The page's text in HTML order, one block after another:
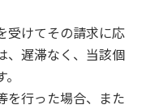
受けてその請求に応
、遅滞なく、当該個
を行った場合、また